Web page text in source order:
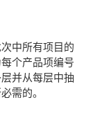
中所有项目的
个产品项编号
并从每层中抽
需的。